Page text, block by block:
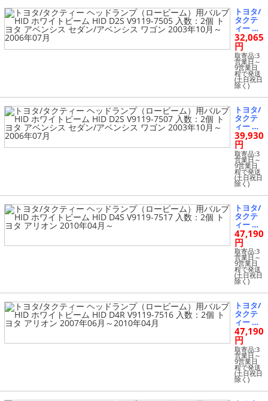
ビーム
HID D4
S V9119
-7517 入
数：2個
トヨタ
アベン
シス セ
ダン/ア
ベンシ
ス ワゴ
ン 2006
年07月
～2011
年09月
トヨタ/
タクテ
ィー ヘ
ッドラ
ンプ
（ロー
ビー
ム）用
バルブ
HID ホ
ワイト
ビーム
HID D2
S V9119
-7505 入
数：2個
トヨタ
アベン
シス セ
ダン/ア
ベンシ
ス ワゴ
ン 2003
年10月
～2006
年07月
32,065
円
取寄品:3
営業日～
9営業日
程で発送
(土日祝日
除く)
トヨタ/
タクテ
ィー ヘ
ッドラ
ンプ
（ロー
ビー
ム）用
バルブ
HID ホ
ワイト
ビーム
HID D2
S V9119
-7507 入
数：2個
トヨタ
アベン
シス セ
ダン/ア
ベンシ
ス ワゴ
ン 2003
年10月
～2006
年07月
39,930
円
取寄品:3
営業日～
9営業日
程で発送
(土日祝日
除く)
トヨタ/
タクテ
ィー ヘ
ッドラ
ンプ
（ロー
ビー
ム）用
バルブ
HID ホ
ワイト
ビーム
HID D4
S V9119
-7517 入
数：2個
トヨタ
アリオ
ン 2010
年04月
～
47,190
円
取寄品:3
営業日～
9営業日
程で発送
(土日祝日
除く)
トヨタ/
タクテ
ィー ヘ
ッドラ
ンプ
（ロー
ビー
ム）用
バルブ
HID ホ
ワイト
ビーム
47,190
円
取寄品:3
営業日～
9営業日
程で発送
(土日祝日
除く)